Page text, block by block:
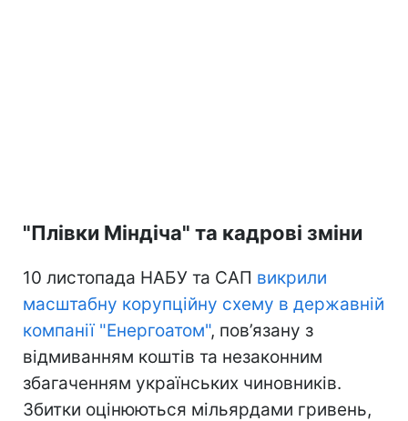
"Плівки Міндіча" та кадрові зміни
10 листопада НАБУ та САП викрили
масштабну корупційну схему в державній
компанії "Енергоатом", пов’язану з
відмиванням коштів та незаконним
збагаченням українських чиновників.
Збитки оцінюються мільярдами гривень,